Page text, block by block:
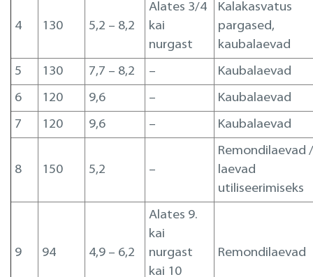
4 130 5,2 – 8,2
Alates 3/4
kai
nurgast
Kalakasvatus
pargased,
kaubalaevad
5
130 7,7 – 8,2 –
Kaubalaevad
6
120 9,6 –
Kaubalaevad
7
120 9,6 – Kaubalaevad
8 150 5,2 –
Remondilaevad /
laevad
utiliseerimiseks
9 94 4,9 – 6,2
Alates 9.
kai
nurgast
kai 10
Remondilaevad